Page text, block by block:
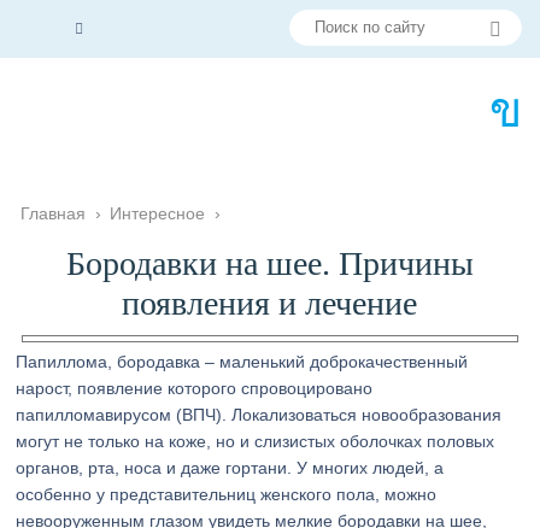
Главная › Интересное ›
Бородавки на шее. Причины
появления и лечение
Папиллома, бородавка – маленький доброкачественный
нарост, появление которого спровоцировано
папилломавирусом (ВПЧ). Локализоваться новообразования
могут не только на коже, но и слизистых оболочках половых
органов, рта, носа и даже гортани. У многих людей, а
особенно у представительниц женского пола, можно
невооруженным глазом увидеть мелкие бородавки на шее,